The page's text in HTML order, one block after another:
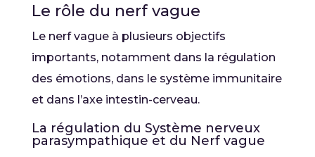
Le rôle du nerf vague
Le nerf vague à plusieurs objectifs
importants, notamment dans la régulation
des émotions, dans le système immunitaire
et dans l’axe intestin-cerveau.
La régulation du Système nerveux
parasympathique et du Nerf vague